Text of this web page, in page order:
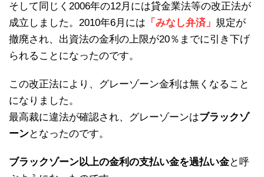
そして同じく2006年の12月には貸金業法等の改正法が
成立しました。2010年6月には 「みなし弁済」 規定が
撤廃され、出資法の金利の上限が20％までに引き下げ
られることになったのです。
この改正法により、グレーゾーン金利は無くなること
になりました。
最高裁に違法が確認され、グレーゾーンはブラックゾ
ーンとなったのです。
ブラックゾーン以上の金利の支払い金を過払い金と呼